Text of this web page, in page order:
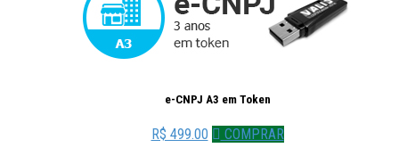
e-CNPJ A3 em Token
R$ 499.00 COMPRAR